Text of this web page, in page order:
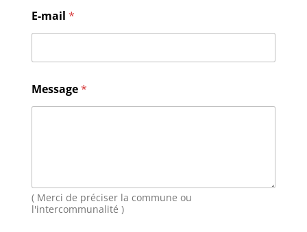
E-mail *
-
m
s
a
Message*
( Merci de préciser la commune ou
l'intercommunalité )